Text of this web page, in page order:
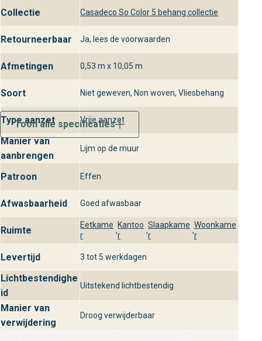
Praktische kenmerken van Canevas
verwerken is
stevige muur
onderhoudsvriendelijk
ruimtegebruik: Perfect voor woonkamer, slaapkamer, hal
en kantoor
daglicht
Ontdek Canevas So Color 5 bij
behangplaza
Bezoek onze winkels en laat je inspireren door het
stijlvolle Canevas behang uit de So Color 5 collectie. Bij
behangplaza vind je altijd persoonlijk advies, de nieuwste
trends en een uitgebreid assortiment wandbekleding voor
Collectie Casadeco So Color 5 behang collectie
Retourneerbaar Ja, lees de voorwaarden
Afmetingen 0,53 m x 10,05 m
Soort Niet geweven, Non woven, Vliesbehang
Type aanzet Vrije aanzet
Manier van
aanbrengen
Lijm op de muur
Patroon Effen
Afwasbaarheid Goed afwasbaar
Ruimte
Eetkame
r
,
Kantoo
r
,
Slaapkame
r
,
Woonkame
r
Levertijd 3 tot 5 werkdagen
Lichtbestendighe
id
Uitstekend lichtbestendig
Manier van
verwijdering
Droog verwijderbaar
Toon alle specificaties